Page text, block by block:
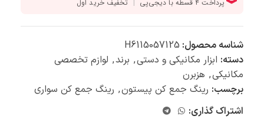
شناسه محصول: H6115057125
دسته: ابزار مکانیکی و دستی, برند, لوازم تخصصی
مکانیکی, هزبرن
برچسب: رینگ جمع کن پیستون, رینگ جمع کن سواری
اشتراک گذاری: